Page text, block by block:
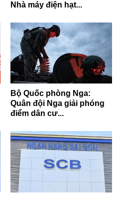
Nhà máy điện hạt...
Bộ Quốc phòng Nga:
Quân đội Nga giải phóng
điểm dân cư...